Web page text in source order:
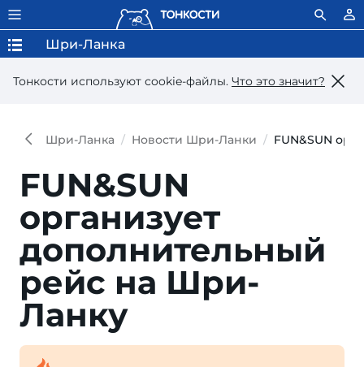
Тонкости используют сookie-файлы. Что это значит?
Шри-Ланка
Шри-Ланка Новости Шри-Ланки FUN&SUN
FUN&SUN
организует
дополнительный
рейс на Шри-
Ланку